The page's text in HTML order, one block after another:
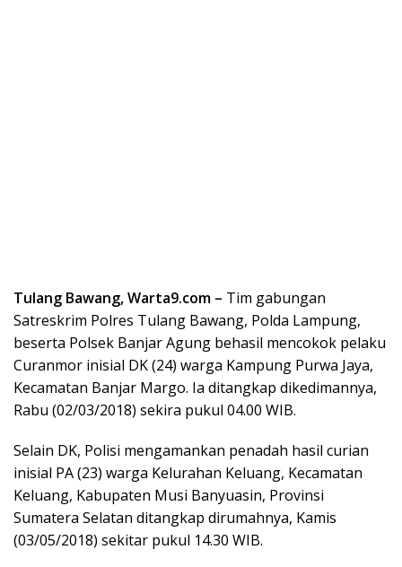
Tulang Bawang, Warta9.com – Tim gabungan
Satreskrim Polres Tulang Bawang, Polda Lampung,
beserta Polsek Banjar Agung behasil mencokok pelaku
Curanmor inisial DK (24) warga Kampung Purwa Jaya,
Kecamatan Banjar Margo. Ia ditangkap dikedimannya,
Rabu (02/03/2018) sekira pukul 04.00 WIB.
Selain DK, Polisi mengamankan penadah hasil curian
inisial PA (23) warga Kelurahan Keluang, Kecamatan
Keluang, Kabupaten Musi Banyuasin, Provinsi
Sumatera Selatan ditangkap dirumahnya, Kamis
(03/05/2018) sekitar pukul 14.30 WIB.